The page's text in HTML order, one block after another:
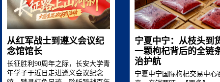
从红军战士到遵义会议纪
念馆馆长
长征胜利90周年之际，长安大学青
年学子于近日走进遵义会议纪念
宁夏中宁：从枝头到
一颗枸杞背后的全链
治护航
宁夏中宁国际枸杞交易中心